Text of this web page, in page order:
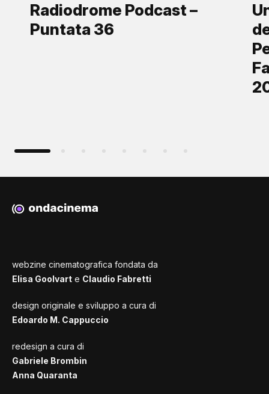
Radiodrome Podcast –
Puntata 36
webzine cinematografica fondata da
Elisa Goolvart e Claudio Fabretti
design originale e sviluppo a cura di
Edoardo M. Cappuccio
redesign a cura di
Gabriele Brombin
Anna Quaranta